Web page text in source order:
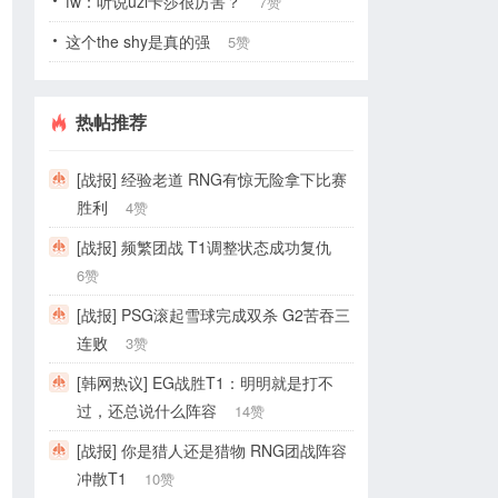
这个the shy是真的强 5赞
热帖推荐
[战报] 经验老道 RNG有惊无险拿下比赛
胜利
4赞
[战报] 频繁团战 T1调整状态成功复仇
6赞
[战报] PSG滚起雪球完成双杀 G2苦吞三
连败
3赞
[韩网热议] EG战胜T1：明明就是打不
过，还总说什么阵容
14赞
[战报] 你是猎人还是猎物 RNG团战阵容
冲散T1
10赞